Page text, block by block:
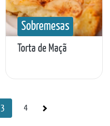
Sobremesas
Torta de Maçã
3 4